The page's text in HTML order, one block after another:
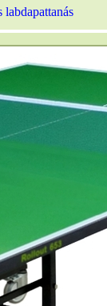
labdapattanás